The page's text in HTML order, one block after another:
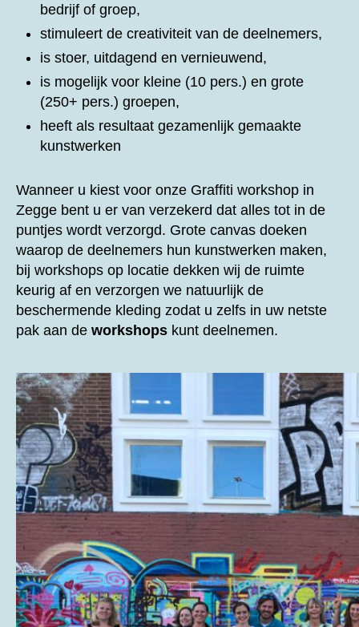
bedrijf of groep,
stimuleert de creativiteit van de deelnemers,
is stoer, uitdagend en vernieuwend,
is mogelijk voor kleine (10 pers.) en grote
(250+ pers.) groepen,
heeft als resultaat gezamenlijk gemaakte
kunstwerken
Wanneer u kiest voor onze Graffiti workshop in
Zegge bent u er van verzekerd dat alles tot in de
puntjes wordt verzorgd. Grote canvas doeken
waarop de deelnemers hun kunstwerken maken,
bij workshops op locatie dekken wij de ruimte
keurig af en verzorgen we natuurlijk de
beschermende kleding zodat u zelfs in uw netste
pak aan de workshops kunt deelnemen.